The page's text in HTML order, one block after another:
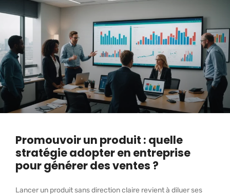
Promouvoir un produit : quelle
stratégie adopter en entreprise
pour générer des ventes ?
Lancer un produit sans direction claire revient à diluer ses